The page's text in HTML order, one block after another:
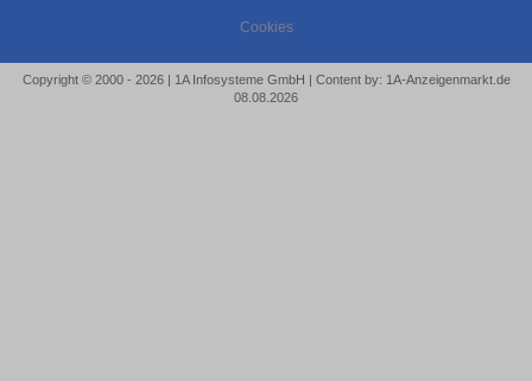
Cookies
Copyright © 2000 - 2026 | 1A Infosysteme GmbH | Content by: 1A-Anzeigenmarkt.de
08.08.2026